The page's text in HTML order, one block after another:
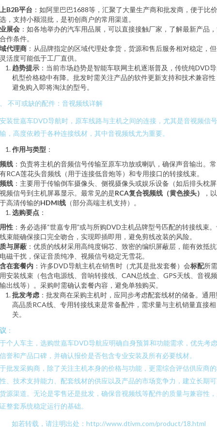
B2B平台 ：如阿里巴巴1688等，汇聚了大量生产商和批发商，便于比
，支持小额混批，是初创商户的常用渠道。
展会 ：如各地举办的汽车用品展，可以直接接触厂家，了解最新产品
作条件。
代理商 ：从品牌指定的区域代理处拿货，货源和售后服务相对稳定，
活度可能低于工厂直供。
趋势提示 ：当前市场趋势是智能车联网主机逐渐普及，传统纯DVD
机型价格稳中有降。批发时需关注产品的软件更新支持和技术兼容性
避免购入即将淘汰的型号。
不可或缺的配件：音视频线详解
装世嘉车DVD导航时，原车线路与主机之间的连接，尤其是音视频信
，高度依赖于各种连接线材，其中音视频线尤为重要。
作用与类型 ：
线 ：负责将主机的音频信号传输至原车功放或喇叭，确保声音输出。
RCA莲花头音频线（用于连接低音炮等）和专用接口的转接线束。
线 ：主要用于传输倒车摄像头、侧视摄像头或娱乐设备（如后排头枕
频信号到主机屏幕显示。最常见的是RCA复合视频线（黄色接头）
，
高清传输的HDMI线 （部分高端主机支持）。
选购要点 ：
性 ：务必选择“世嘉专用”或与所购DVD主机品牌型号匹配的转接线束
束能确保接口完全吻合，实现即插即用，避免剪线改装的风险。
与屏蔽 ：优质的线材采用高纯度铜芯、致密的编织屏蔽层，能有效抵
磁干扰，保证音质纯净、视频信号稳定无雪花。
在套餐内 ：许多DVD导航主机在销售时（尤其是批发套餐）会标配所
安装线束（包含电源线、音响转接线、CAN总线盒、GPS天线、音视
出线等）。采购时需确认套餐内容，避免单独购买。
批发考虑 ：批发商在采购主机时，应同步考虑配套线材的储备。通用
高品质RCA线、专用转接线束是常备配件，需求量与主机销量直接相
关。
：
个人车主，选购世嘉车DVD导航应明确自身预算和功能需求，优先考
誉和产品口碑，并确认报价是否包含专业安装及所有必要线材。
批发采购商，除了关注主机本身的价格与功能，更需综合评估供应商
、技术支持能力、配套线材的供应以及产品的市场竞争力，建立长期
源渠道。无论是零售还是批发，确保音视频线等配件的质量与兼容性
整套系统稳定运行的基础。
如若转载，请注明出处：http://www.dtivm.com/product/18.html